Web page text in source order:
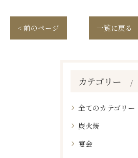
< 前のページ 一覧に戻る
カテゴリー
全てのカテゴリー
炭火焼
宴会